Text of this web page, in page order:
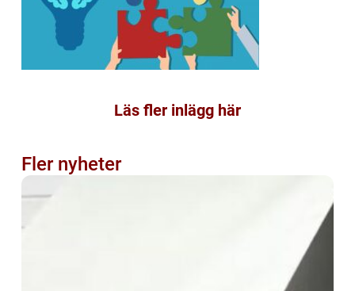
Läs fler inlägg här
Fler nyheter